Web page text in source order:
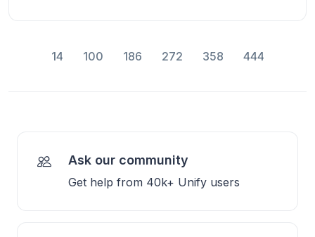
14 100 186 272 358 444
Ask our community
Get help from 40k+ Unify users